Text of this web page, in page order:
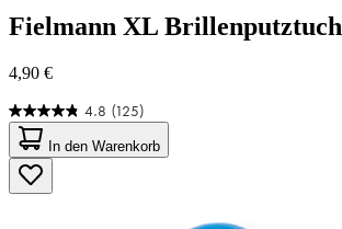
Fielmann XL Brillenputztuch
4,90 €
4.8 (125)
4.8
von
5
Sternen.
125
In den Warenkorb